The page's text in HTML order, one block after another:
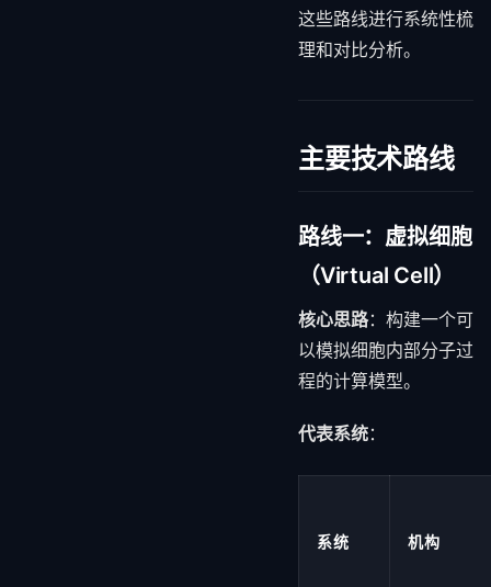
这些路线进行系统性梳
理和对比分析。
主要技术路线
路线一：虚拟细胞
（Virtual Cell）
核心思路：构建一个可
以模拟细胞内部分子过
程的计算模型。
代表系统：
系统 机构